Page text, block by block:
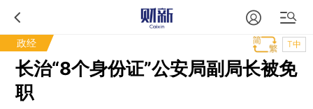
政经 T中
长治“8个身份证”公安局副局长被免
职